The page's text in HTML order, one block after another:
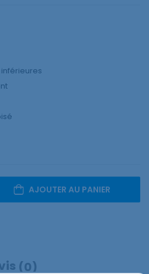
AJOUTER AU PANIER
(0)